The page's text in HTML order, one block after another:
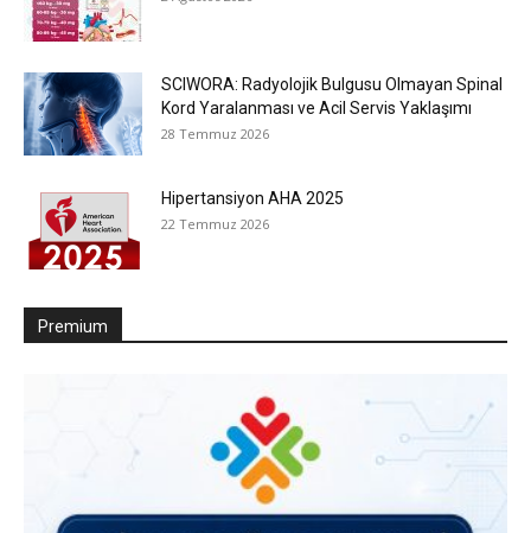
SCIWORA: Radyolojik Bulgusu Olmayan Spinal
Kord Yaralanması ve Acil Servis Yaklaşımı
28 Temmuz 2026
Hipertansiyon AHA 2025
22 Temmuz 2026
Premium